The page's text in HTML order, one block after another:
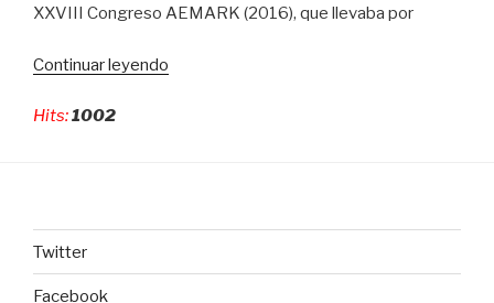
XXVIII Congreso AEMARK (2016), que llevaba por
Continuar leyendo
Hits:1002
Twitter
Facebook